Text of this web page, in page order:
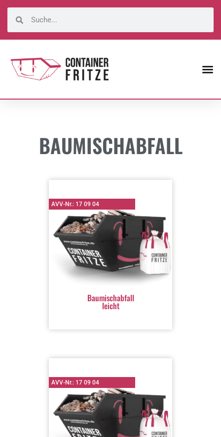
BAUMISCHABFALL
AVV-Nr.: 17 09 04
Baumischabfall
leicht
AVV-Nr.: 17 09 04